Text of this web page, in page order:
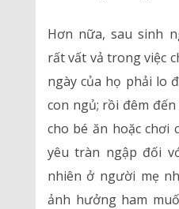
Hơn nữa, sau sinh
rất vất vả trong việc
ngày của họ phải lo
con ngủ; rồi đêm
cho bé ăn hoặc chơi
yêu tràn ngập đối
nhiên ở người mẹ
ảnh hưởng ham